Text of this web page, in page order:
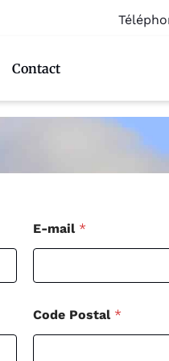
Contact
E-mail *
Code Postal *